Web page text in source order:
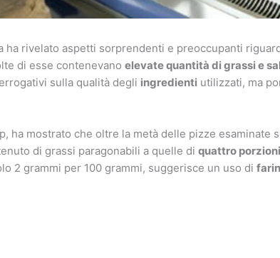
ha rivelato aspetti sorprendenti e preoccupanti
di esse contenevanoelevate quantità di grassi e
sulla qualità degli ingredienti utilizzati, ma
ha mostrato che oltre la metà delle pizze esaminate
di grassi paragonabili a quelle diquattro
2 grammi per 100 grammi, suggerisce un uso di